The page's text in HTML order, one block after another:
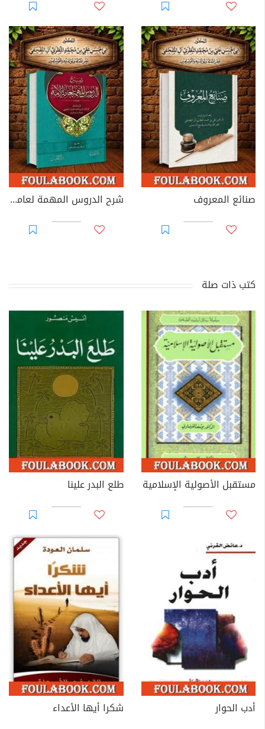
صنائع المعروف شرح الدروس المهمة لعامة الأمة
كتب ذات صلة
مستقبل الأصولية الإسلامية طلع البدر علينا
أدب الحوار
شكرا أيها الأعداء